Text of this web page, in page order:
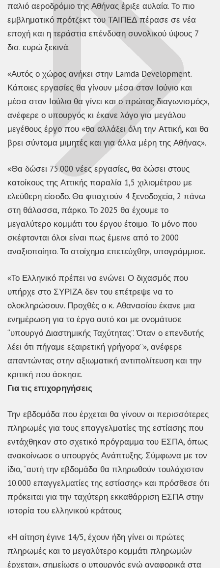
παλιό αεροδρόμιο της Αθήνας έριξε αυλαία. Το πιο
εμβληματικό πρότζεκτ του ΤΑΙΠΕΔ πέρασε σε νέα
εποχή και η τεράστια επένδυση συνολικού ύψους 7
δισ. ευρώ ξεκινά.
«Αυτός ο χώρος ανήκει στην Lamda Development.
Κάποιες εργασίες θα γίνουν μέσα στον Ιούνιο και
μέσα στον Ιούλιο θα γίνει και ο πρώτος διαγωνισμός»,
ανέφερε ο υπουργός κι έκανε λόγο για μεγάλου
μεγέθους έργο που «θα αλλάξει όλη την Αττική, και θα
βρει σύντομα μιμητές και για άλλα μέρη της Αθήνας».
«Θα δώσει 75.000 νέες εργασίες, θα δώσει στους
κατοίκους της Αττικής παραλία 1,5 χιλιομέτρου με
ελεύθερη είσοδο. Θα φτιαχτούν 4 ξενοδοχεία, 2 πάνω
στη θάλασσα, πάρκο. Το 2025 θα έχουμε το
μεγαλύτερο κομμάτι του έργου έτοιμο. Το μόνο που
σκέφτονται όλοι είναι πως έμεινε από το 2000
αναξιοποίητο. Το στοίχημα επετεύχθη», υπογράμμισε.
«Το Ελληνικό πρέπει να ενώνει. Ο διχασμός που
υπήρχε στο ΣΥΡΙΖΑ δεν του επέτρεψε να το
ολοκληρώσουν. Προχθές ο κ. Αθανασίου έκανε μια
ενημέρωση για το έργο αυτό και με ονομάτυσε
“υπουργό Διαστημικής Ταχύτητας”. Όταν ο επενδυτής
λέει ότι πήγαμε εξαιρετική γρήγορα”», ανέφερε
απαντώντας στην αξιωματική αντιπολίτευση και την
κριτική που άσκησε.
Για τις επιχορηγήσεις
Την εβδομάδα που έρχεται θα γίνουν οι περισσότερες
πληρωμές για τους επαγγελματίες της εστίασης που
εντάχθηκαν στο σχετικό πρόγραμμα του ΕΣΠΑ, όπως
ανακοίνωσε ο υπουργός Ανάπτυξης. Σύμφωνα με τον
ίδιο, “αυτή την εβδομάδα θα πληρωθούν τουλάχιστον
10.000 επαγγελματίες της εστίασης» και πρόσθεσε ότι
πρόκειται για την ταχύτερη εκκαθάρριση ΕΣΠΑ στην
ιστορία του ελληνικού κράτους.
«Η αίτηση έγινε 14/5, έχουν ήδη γίνει οι πρώτες
πληρωμές και το μεγαλύτερο κομμάτι πληρωμών
έρχεται», σημείωσε ο υπουργός ενώ αναφορικά στα